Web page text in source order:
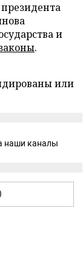
и
.
или
наши каналы